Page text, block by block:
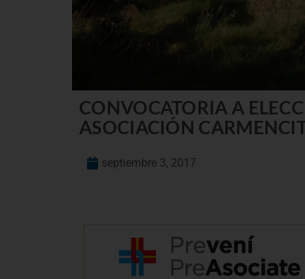
CONVOCATORIA A
ASOCIACIÓN
septiembre 3, 2017